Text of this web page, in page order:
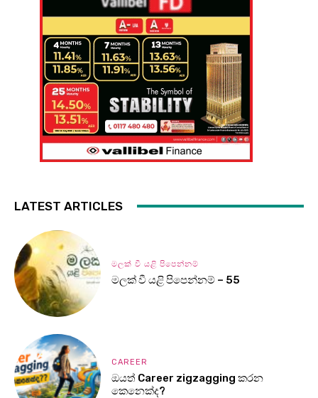
LATEST ARTICLES
මලක් වී යළි පිපෙන්නම්
මලක් වී යළි පිපෙන්නම් – 55
CAREER
ඔයත් Career zigzagging කරන
කෙනෙක්ද?